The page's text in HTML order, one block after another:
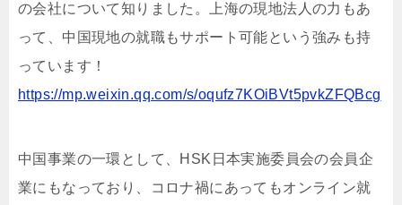
の会社について知りました。上海の現地法人の力もあ
って、中国現地の就職もサポート可能という強みも持
っています！
https://mp.weixin.qq.com/s/oqufz7KOiBVt5pvkZFQBcg
中国事業の一環として、HSK日本実施委員会の会員企
業にもなっており、コロナ禍にあってもオンライン就